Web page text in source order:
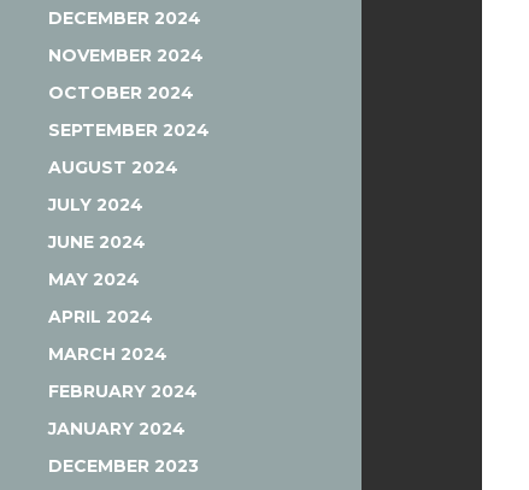
DECEMBER 2024
NOVEMBER 2024
OCTOBER 2024
SEPTEMBER 2024
AUGUST 2024
JULY 2024
JUNE 2024
MAY 2024
APRIL 2024
MARCH 2024
FEBRUARY 2024
JANUARY 2024
DECEMBER 2023